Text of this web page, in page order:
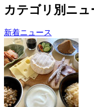
カテゴリ別ニュ
新着ニュース